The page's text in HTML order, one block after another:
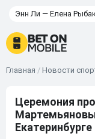
Энн Ли — Елена
Главная / Новости
Церемония
Екатеринбурге